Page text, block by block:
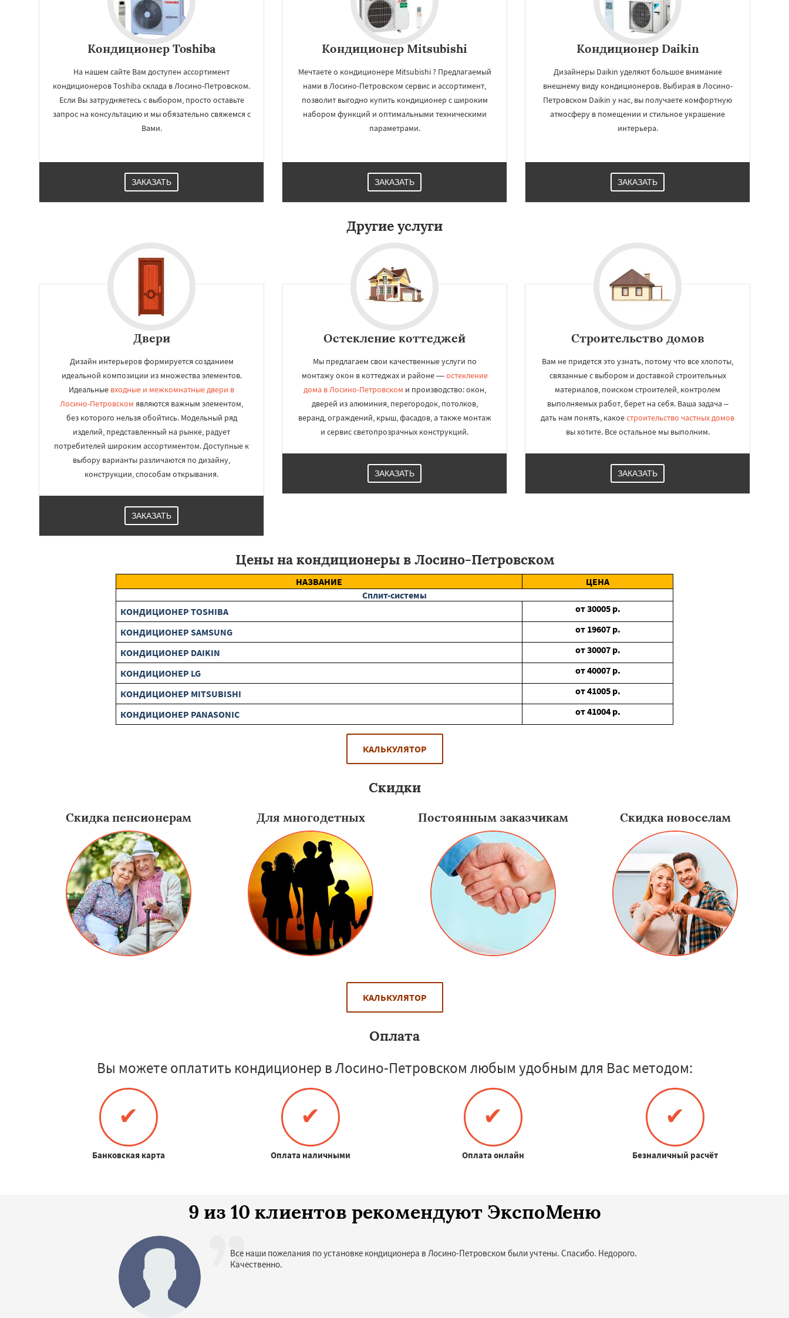
×
Солнечногорск
Кондиционер Toshiba
На нашем сайте Вам доступен ассортимент
кондиционеров Toshiba склада в Лосино-Петровском.
Если Вы затрудняетесь с выбором, просто оставьте
запрос на консультацию и мы обязательно свяжемся с
Вами.
ЗАКАЗАТЬ
Кондиционер Mitsubishi
Мечтаете о кондиционере Mitsubishi ? Предлагаемый
нами в Лосино-Петровском сервис и ассортимент,
позволит выгодно купить кондиционер с широким
набором функций и оптимальными техническими
параметрами.
ЗАКАЗАТЬ
Кондиционер Daikin
Дизайнеры Daikin уделяют большое внимание
внешнему виду кондиционеров. Выбирая в Лосино-
Петровском Daikin у нас, вы получаете комфортную
атмосферу в помещении и стильное украшение
интерьера.
ЗАКАЗАТЬ
Другие услуги
Двери
Дизайн интерьеров формируется созданием
идеальной композиции из множества элементов.
Идеальные входные и межкомнатные двери в
Лосино-Петровском являются важным элементом,
без которого нельзя обойтись. Модельный ряд
изделий, представленный на рынке, радует
потребителей широким ассортиментом. Доступные к
выбору варианты различаются по дизайну,
конструкции, способам открывания.
ЗАКАЗАТЬ
Остекление коттеджей
Мы предлагаем свои качественные услуги по
монтажу окон в коттеджах и районе —остекление
дома в Лосино-Петровском и производство: окон,
дверей из алюминия, перегородок, потолков,
веранд, ограждений, крыш, фасадов, а также монтаж
и сервис светопрозрачных конструкций.
ЗАКАЗАТЬ
Строительство домов
Вам не придется это узнать, потому что все хлопоты,
связанные с выбором и доставкой строительных
материалов, поиском строителей, контролем
выполняемых работ, берет на себя. Ваша задача –
дать нам понять, какоестроительство частных домов
вы хотите. Все остальное мы выполним.
ЗАКАЗАТЬ
Цены на кондиционеры в Лосино-Петровском
НАЗВАНИЕ
ЦЕНА
Сплит-системы
КОНДИЦИОНЕР TOSHIBA
от30005 р.
КОНДИЦИОНЕР SAMSUNG
от 19607 р.
КОНДИЦИОНЕР DAIKIN
от30007 р.
КОНДИЦИОНЕР LG
от40007 р.
КОНДИЦИОНЕР MITSUBISHI
от41005 р.
КОНДИЦИОНЕР PANASONIC
от41004 р.
КАЛЬКУЛЯТОР
Скидки
Скидка пенсионерам Для многодетных Постоянным заказчикам Скидка новоселам
КАЛЬКУЛЯТОР
Оплата
Вы можете оплатить кондиционер в Лосино-Петровском любым удобным для Вас методом:
✔
Банковская карта
✔
Оплата наличными
✔
Оплата онлайн
✔
Безналичный расчёт
9 из 10 клиентов рекомендуют ЭкспоМеню
Все наши пожелания по установке кондиционера в Лосино-Петровском были учтены. Спасибо. Недорого.
Качественно.
×
Даю согласие на обработку персональных данных